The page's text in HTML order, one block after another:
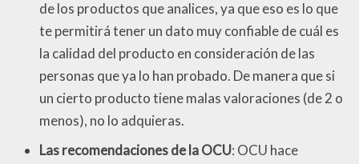
de los productos que analices, ya que eso es lo que
te permitirá tener un dato muy confiable de cuál es
la calidad del producto en consideración de las
personas que ya lo han probado. De manera que si
un cierto producto tiene malas valoraciones (de 2 o
menos), no lo adquieras.
Las recomendaciones de la OCU: OCU hace